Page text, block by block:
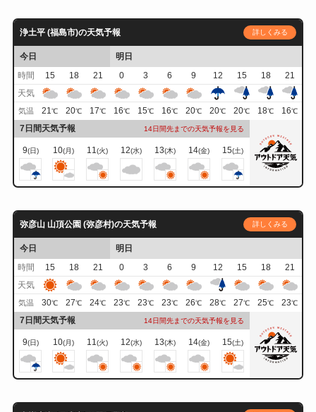
浄土平 (福島市)の天気予報 詳しくみる
今日
明日
時間
15 18 21 0 3 6 9 12 15 18
21
天気
気温 21℃ 20℃ 17℃ 16℃ 15℃ 16℃ 20℃ 20℃ 20℃ 18℃ 16℃
7日間天気予報 14日間先までの天気予報を見る
9(日) 10(月) 11 (火) 12(水) 13(木) 14(金) 15(土)
弥彦山 山頂公園 (弥彦村)の天気予報 詳しくみる
今日
明日
時間
15 18 21 0 3 6 9 12 15 18
21
天気
気温 30℃ 27℃ 24℃ 23℃ 23℃ 23℃ 26℃ 28℃ 27℃ 25℃ 23℃
7日間天気予報 14日間先までの天気予報を見る
9(日) 10(月) 11 (火) 12(水) 13(木) 14(金) 15(土)